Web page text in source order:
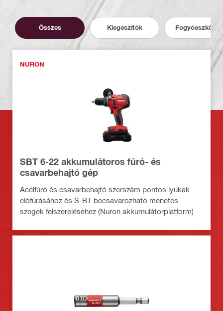
Összes Kiegészítők Fogyóeszközök
NURON
SBT 6-22 akkumulátoros fúró- és
csavarbehajtó gép
Acélfúró és csavarbehajtó szerszám pontos lyukak
előfúrásához és S-BT becsavarozható menetes
szegek felszereléséhez (Nuron akkumulátorplatform)